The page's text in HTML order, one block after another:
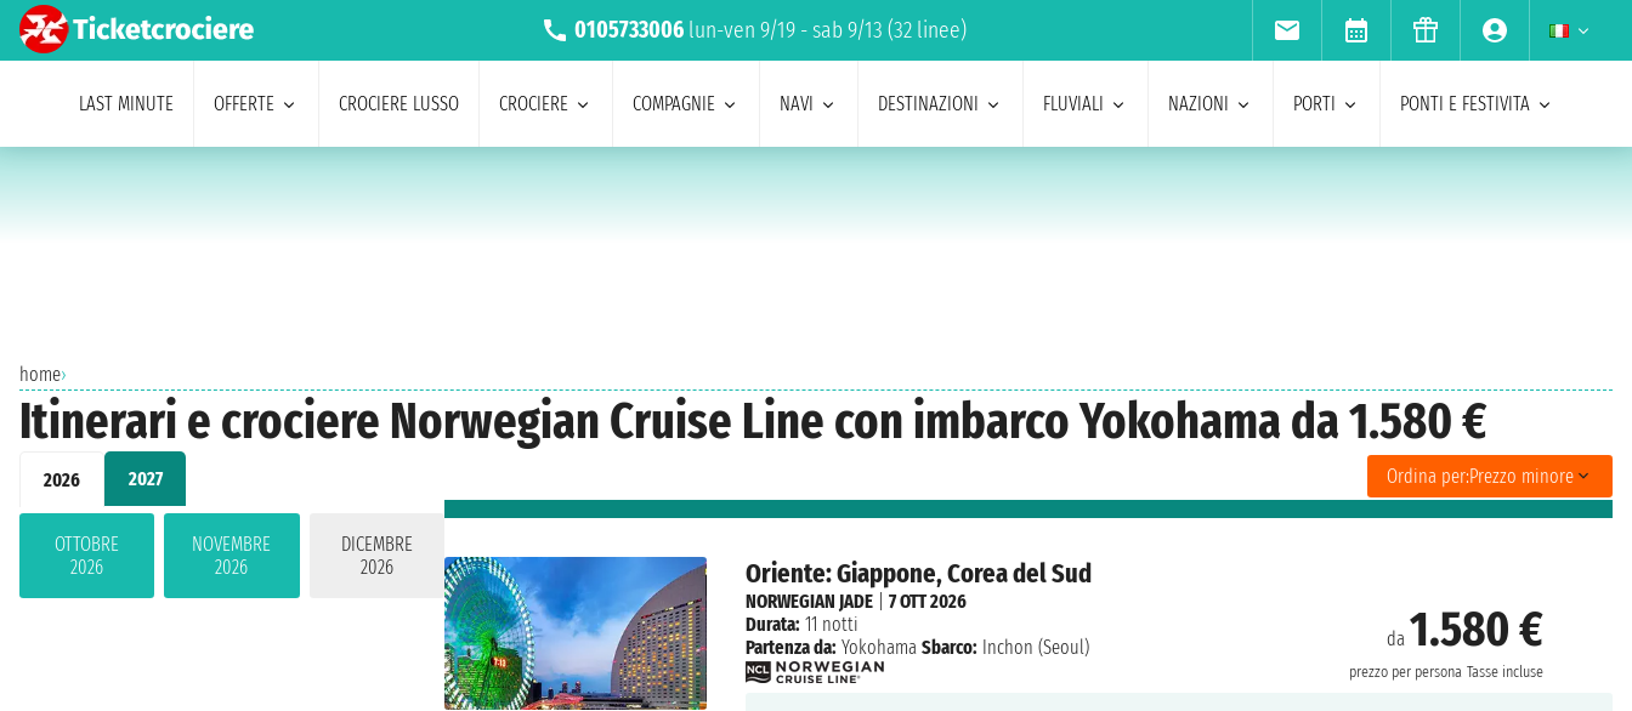
0105733006 lun-ven 9/19 - sab 9/13 (32 linee)
LAST MINUTE OFFERTE CROCIERE LUSSO CROCIERE COMPAGNIE NAVI DESTINAZIONI FLUVIALI NAZIONI PORTI PONTI E FESTIVITA
home›
Itinerari e crociere Norwegian Cruise Line con imbarco Yokohama da 1.580 €
2026 2027
OTTOBRE
2026
NOVEMBRE
2026
DICEMBRE
2026
Ordina per:Prezzo minore
Oriente: Giappone, Corea del Sud
da 1.580 €
prezzo per persona Tasse incluse
NORWEGIAN JADE |7 OTT 2026
Durata: 11 notti
Partenza da: Yokohama Sbarco: Inchon (Seoul)